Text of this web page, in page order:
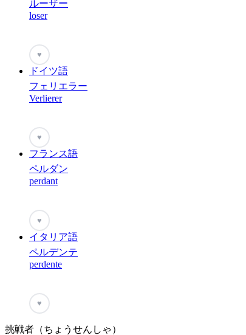
ルーザー
loser
♥
ドイツ語
フェリエラー
Verlierer
♥
フランス語
ペルダン
perdant
♥
イタリア語
ペルデンテ
perdente
♥
挑戦者（ちょうせんしゃ）